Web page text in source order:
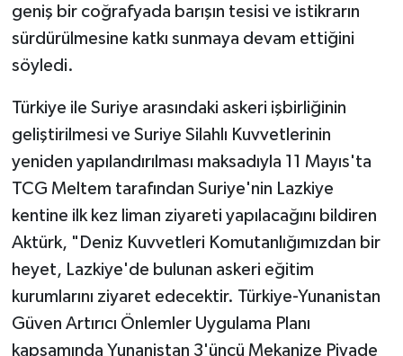
geniş bir coğrafyada barışın tesisi ve istikrarın
sürdürülmesine katkı sunmaya devam ettiğini
söyledi.
Türkiye ile Suriye arasındaki askeri işbirliğinin
geliştirilmesi ve Suriye Silahlı Kuvvetlerinin
yeniden yapılandırılması maksadıyla 11 Mayıs'ta
TCG Meltem tarafından Suriye'nin Lazkiye
kentine ilk kez liman ziyareti yapılacağını bildiren
Aktürk, "Deniz Kuvvetleri Komutanlığımızdan bir
heyet, Lazkiye'de bulunan askeri eğitim
kurumlarını ziyaret edecektir. Türkiye-Yunanistan
Güven Artırıcı Önlemler Uygulama Planı
kapsamında Yunanistan 3'üncü Mekanize Piyade